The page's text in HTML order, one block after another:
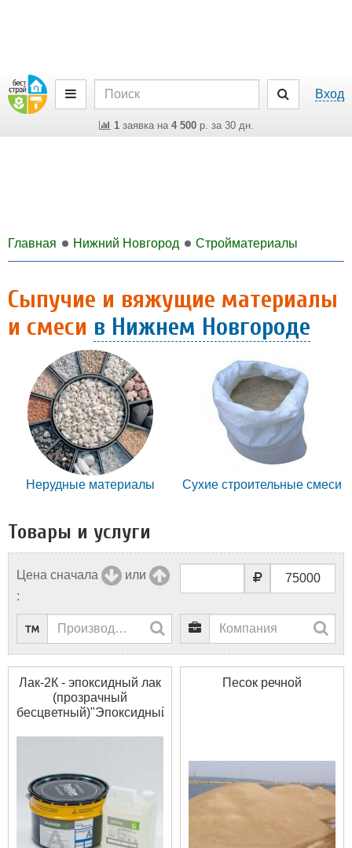
Вход
1заявка на 4 500р. за 30 дн.
Главная Нижний Новгород Стройматериалы
Сыпучие и вяжущие материалы
и смеси в Нижнем Новгороде
Нерудные материалы Сухие строительные смеси
Товары и услуги
Цена сначала
или
:
Лак-2К - эпоксидный лак
(прозрачный
бесцветный)"Эпоксидный
светостойкий. Не
содержит
растворителей, сухой
остаток – 100%, не
имеет запаха при
Песок речной